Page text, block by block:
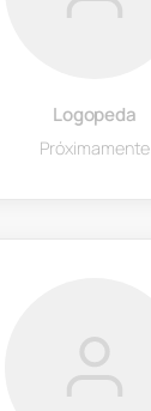
Logopeda
Próximamente